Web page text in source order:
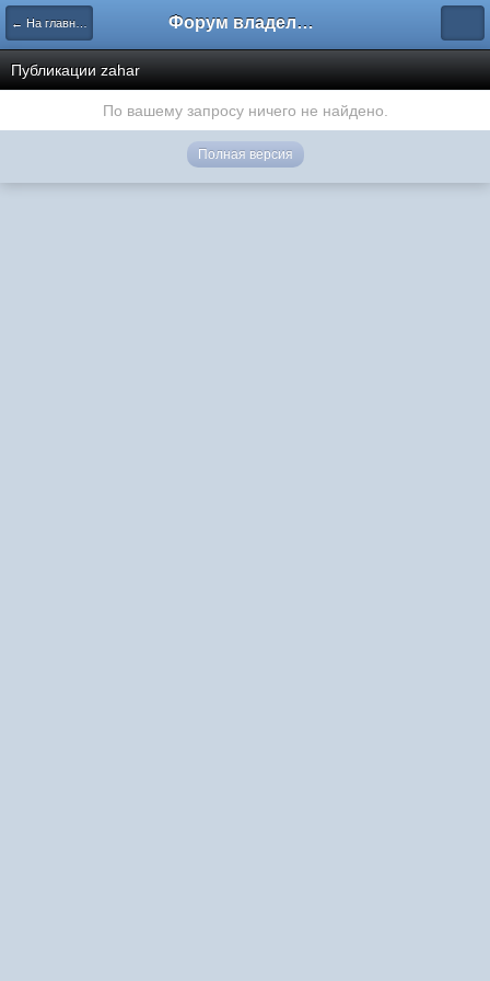
← На главную Форум владельцев интернет-магазинов
Публикации zahar
По вашему запросу ничего не найдено.
Полная версия